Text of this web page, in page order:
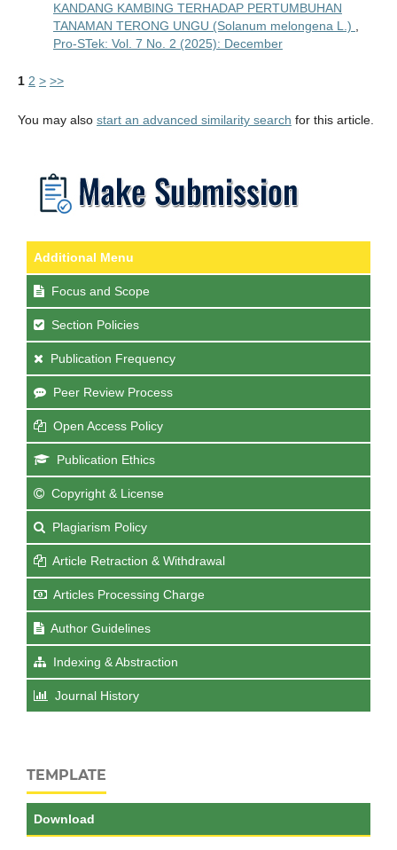
KANDANG KAMBING TERHADAP PERTUMBUHAN
TANAMAN TERONG UNGU (Solanum melongena L.)
Pro-STek: Vol. 7 No. 2 (2025): December
1 2 > >>
You may also start an advanced similarity search for this article.
Additional Menu
Focus and Scope
Section Policies
Publication Frequency
Peer Review Process
Open Access Policy
Publication Ethics
Copyright & License
Plagiarism Policy
Article Retraction & Withdrawal
Articles Processing Charge
Author Guidelines
Indexing & Abstraction
Journal History
TEMPLATE
Download